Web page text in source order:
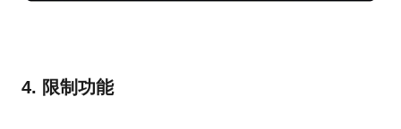
4. 限制功能